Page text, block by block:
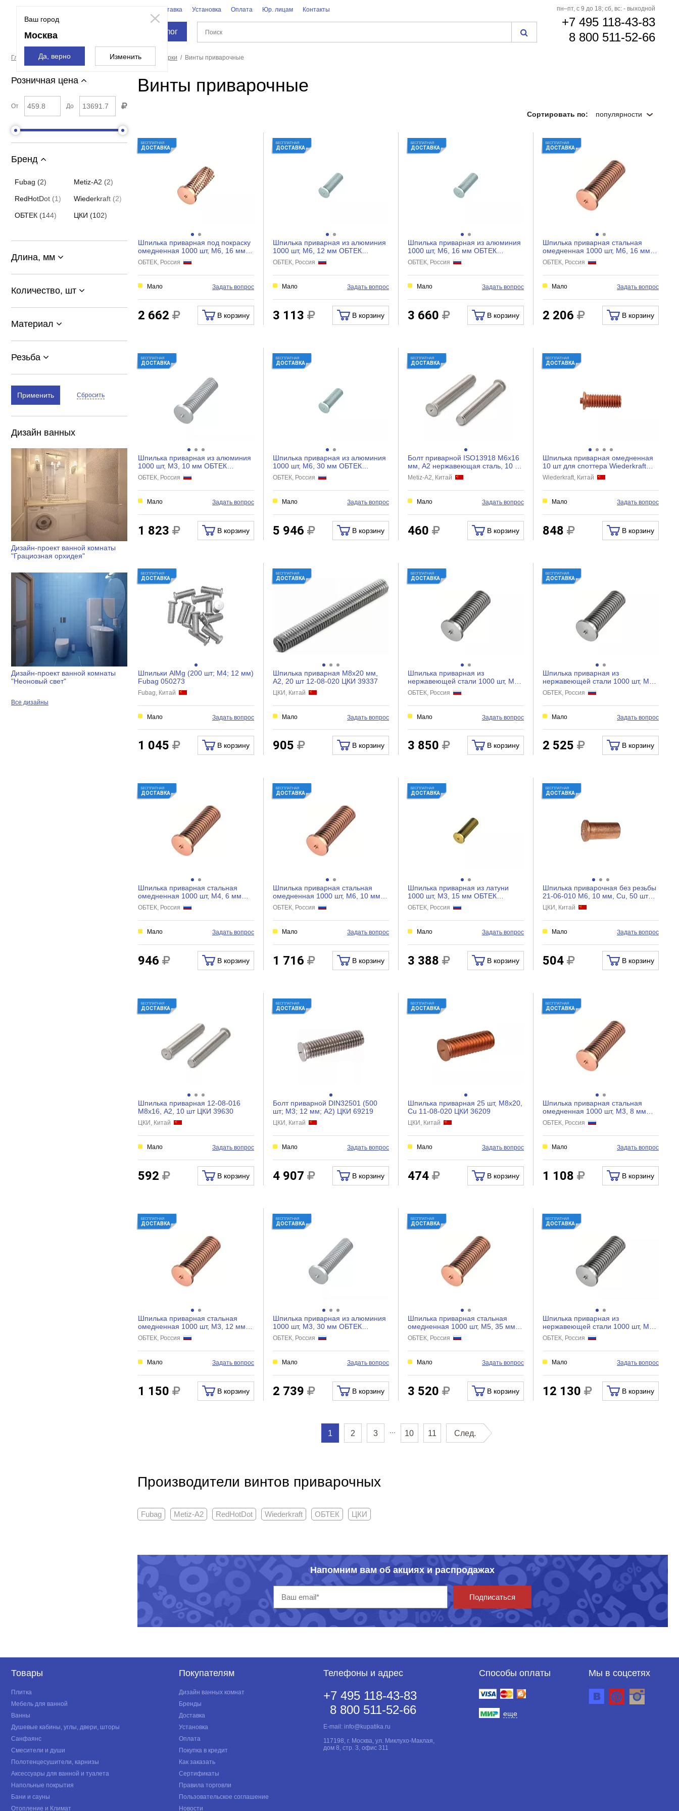
Ваш город
Москва
Да, верно Изменить
Доставка Установка Оплата Юр. лицам Контакты
Каталог
пн–пт, с 9 до 18; сб, вс: - выходной
+7 495 118-43-83
8 800 511-52-66
Главная страница Расходные материалы Для сварки Винты приварочные
Розничная цена
От До
Бренд
Fubag (2) Metiz-A2 (2)
RedHotDot (1) Wiederkraft (2)
ОБТЕК (144) ЦКИ (102)
Длина, мм
Количество, шт
Материал
Резьба
Применить Сбросить
Дизайн ванных
Дизайн-проект ванной комнаты
"Грациозная орхидея"
Дизайн-проект ванной комнаты
"Неоновый свет"
Все дизайны
Винты приварочные
Сортировать по: популярности
БЕСПЛАТНАЯ
ДОСТАВКА
Шпилька приварная под покраску
омедненная 1000 шт, М6, 16 мм
ОБТЕК 4029864
ОБТЕК, Россия
Мало Задать вопрос
2 662 В корзину
БЕСПЛАТНАЯ
ДОСТАВКА
Шпилька приварная из алюминия
1000 шт, М6, 12 мм ОБТЕК
4034422
ОБТЕК, Россия
Мало Задать вопрос
3 113 В корзину
БЕСПЛАТНАЯ
ДОСТАВКА
Шпилька приварная из алюминия
1000 шт, М6, 16 мм ОБТЕК
4034856
ОБТЕК, Россия
Мало Задать вопрос
3 660 В корзину
БЕСПЛАТНАЯ
ДОСТАВКА
Шпилька приварная стальная
омедненная 1000 шт, М6, 16 мм
ОБТЕК 4028856
ОБТЕК, Россия
Мало Задать вопрос
2 206 В корзину
БЕСПЛАТНАЯ
ДОСТАВКА
Шпилька приварная из алюминия
1000 шт, М3, 10 мм ОБТЕК
4034120
ОБТЕК, Россия
Мало Задать вопрос
1 823 В корзину
БЕСПЛАТНАЯ
ДОСТАВКА
Шпилька приварная из алюминия
1000 шт, М6, 30 мм ОБТЕК
4034465
ОБТЕК, Россия
Мало Задать вопрос
5 946 В корзину
БЕСПЛАТНАЯ
ДОСТАВКА
Болт приварной ISO13918 M6x16
мм, А2 нержавеющая сталь, 10 шт
Metiz-A2 139182616...
Metiz-A2, Китай
Мало Задать вопрос
460 В корзину
БЕСПЛАТНАЯ
ДОСТАВКА
Шпилька приварная омедненная
10 шт для споттера Wiederkraft
WDK-F016
Wiederkraft, Китай
Мало Задать вопрос
848 В корзину
БЕСПЛАТНАЯ
ДОСТАВКА
Шпильки AlMg (200 шт; М4; 12 мм)
Fubag 050273
Fubag, Китай
Мало Задать вопрос
1 045 В корзину
БЕСПЛАТНАЯ
ДОСТАВКА
Шпилька приварная М8x20 мм,
А2, 20 шт 12-08-020 ЦКИ 39337
ЦКИ, Китай
Мало Задать вопрос
905 В корзину
БЕСПЛАТНАЯ
ДОСТАВКА
Шпилька приварная из
нержавеющей стали 1000 шт, М3,
25 мм ОБТЕК 4030176
ОБТЕК, Россия
Мало Задать вопрос
3 850 В корзину
БЕСПЛАТНАЯ
ДОСТАВКА
Шпилька приварная из
нержавеющей стали 1000 шт, М4,
10 мм ОБТЕК 4030214
ОБТЕК, Россия
Мало Задать вопрос
2 525 В корзину
БЕСПЛАТНАЯ
ДОСТАВКА
Шпилька приварная стальная
омедненная 1000 шт, М4, 6 мм
ОБТЕК 4028198
ОБТЕК, Россия
Мало Задать вопрос
946 В корзину
БЕСПЛАТНАЯ
ДОСТАВКА
Шпилька приварная стальная
омедненная 1000 шт, М6, 10 мм
ОБТЕК 4028414
ОБТЕК, Россия
Мало Задать вопрос
1 716 В корзину
БЕСПЛАТНАЯ
ДОСТАВКА
Шпилька приварная из латуни
1000 шт, М3, 15 мм ОБТЕК
4038148
ОБТЕК, Россия
Мало Задать вопрос
3 388 В корзину
БЕСПЛАТНАЯ
ДОСТАВКА
Шпилька приварочная без резьбы
21-06-010 М6, 10 мм, Cu, 50 шт
ЦКИ 40626
ЦКИ, Китай
Мало Задать вопрос
504 В корзину
БЕСПЛАТНАЯ
ДОСТАВКА
Шпилька приварная 12-08-016
М8x16, A2, 10 шт ЦКИ 39630
ЦКИ, Китай
Мало Задать вопрос
592 В корзину
БЕСПЛАТНАЯ
ДОСТАВКА
Болт приварной DIN32501 (500
шт; М3; 12 мм; A2) ЦКИ 69219
ЦКИ, Китай
Мало Задать вопрос
4 907 В корзину
БЕСПЛАТНАЯ
ДОСТАВКА
Шпилька приварная 25 шт, М8x20,
Cu 11-08-020 ЦКИ 36209
ЦКИ, Китай
Мало Задать вопрос
474 В корзину
БЕСПЛАТНАЯ
ДОСТАВКА
Шпилька приварная стальная
омедненная 1000 шт, М3, 8 мм
ОБТЕК 4028112
ОБТЕК, Россия
Мало Задать вопрос
1 108 В корзину
БЕСПЛАТНАЯ
ДОСТАВКА
Шпилька приварная стальная
омедненная 1000 шт, М3, 12 мм
ОБТЕК 4028139
ОБТЕК, Россия
Мало Задать вопрос
1 150 В корзину
БЕСПЛАТНАЯ
ДОСТАВКА
Шпилька приварная из алюминия
1000 шт, М3, 30 мм ОБТЕК
4034171
ОБТЕК, Россия
Мало Задать вопрос
2 739 В корзину
БЕСПЛАТНАЯ
ДОСТАВКА
Шпилька приварная стальная
омедненная 1000 шт, М5, 35 мм
ОБТЕК 4028384
ОБТЕК, Россия
Мало Задать вопрос
3 520 В корзину
БЕСПЛАТНАЯ
ДОСТАВКА
Шпилька приварная из
нержавеющей стали 1000 шт, М6,
35 мм ОБТЕК 4030486
ОБТЕК, Россия
Мало Задать вопрос
12 130 В корзину
1 2 3 10 11 След.
Производители винтов приварочных
Fubag Metiz-A2 RedHotDot Wiederkraft ОБТЕК ЦКИ
Напомним вам об акциях и распродажах
Подписаться
Товары
Плитка
Мебель для ванной
Ванны
Душевые кабины, углы, двери, шторы
Санфаянс
Смесители и души
Полотенцесушители, карнизы
Аксессуары для ванной и туалета
Напольные покрытия
Бани и сауны
Отопление и Климат
Покупателям
Дизайн ванных комнат
Бренды
Доставка
Установка
Оплата
Покупка в кредит
Как заказать
Сертификаты
Правила торговли
Пользовательское соглашение
Новости
Телефоны и адрес
+7 495 118-43-83
8 800 511-52-66
E-mail: info@kupatika.ru
117198, г. Москва, ул. Миклухо-Маклая,
дом 8, стр. 3, офис 311
Способы оплаты
еще
Мы в соцсетях